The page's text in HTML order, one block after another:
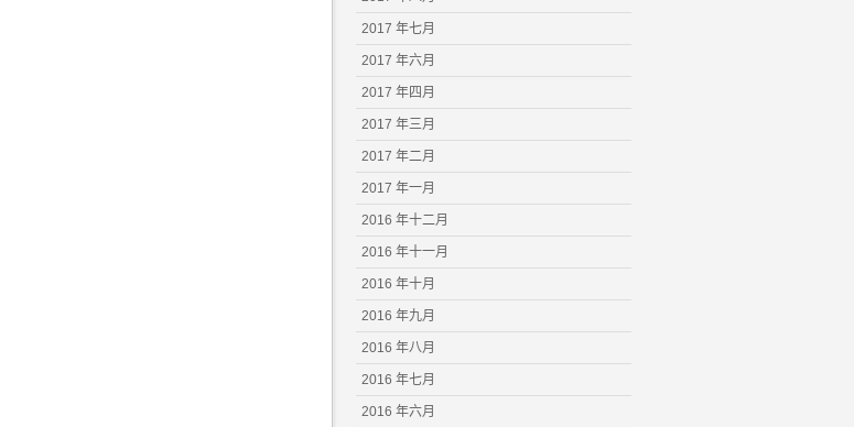
2017 年七月
2017 年六月
2017 年四月
2017 年三月
2017 年二月
2017 年一月
2016 年十二月
2016 年十一月
2016 年十月
2016 年九月
2016 年八月
2016 年七月
2016 年六月